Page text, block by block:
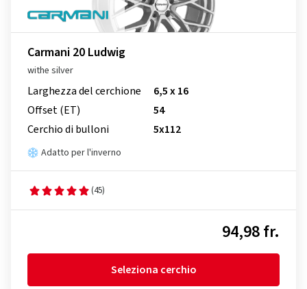
Carmani 20 Ludwig
withe silver
Larghezza del cerchione
6,5 x 16
Offset (ET)
54
Cerchio di bulloni
5x112
Adatto per l'inverno
(45)
94,98 fr.
Seleziona cerchio